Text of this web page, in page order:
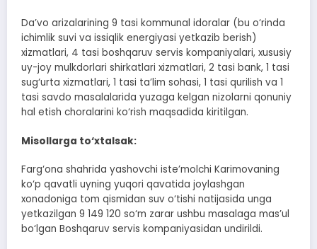
Da’vo arizalarining 9 tasi kommunal idoralar (bu o‘rinda
ichimlik suvi va issiqlik energiyasi yetkazib berish)
xizmatlari, 4 tasi boshqaruv servis kompaniyalari, xususiy
uy-joy mulkdorlari shirkatlari xizmatlari, 2 tasi bank, 1 tasi
sug‘urta xizmatlari, 1 tasi ta’lim sohasi, 1 tasi qurilish va 1
tasi savdo masalalarida yuzaga kelgan nizolarni qonuniy
hal etish choralarini ko‘rish maqsadida kiritilgan.
Misollarga to‘xtalsak:
Farg‘ona shahrida yashovchi iste’molchi Karimovaning
ko‘p qavatli uyning yuqori qavatida joylashgan
xonadoniga tom qismidan suv o‘tishi natijasida unga
yetkazilgan 9 149 120 so‘m zarar ushbu masalaga mas’ul
bo‘lgan Boshqaruv servis kompaniyasidan undirildi.